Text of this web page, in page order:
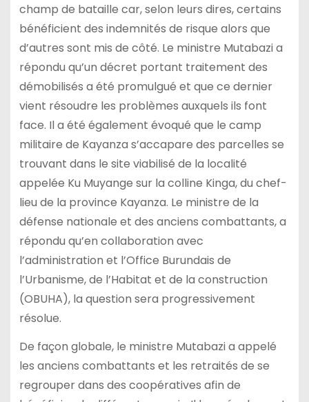
champ de bataille car, selon leurs dires, certains
bénéficient des indemnités de risque alors que
d’autres sont mis de côté. Le ministre Mutabazi a
répondu qu’un décret portant traitement des
démobilisés a été promulgué et que ce dernier
vient résoudre les problèmes auxquels ils font
face. Il a été également évoqué que le camp
militaire de Kayanza s’accapare des parcelles se
trouvant dans le site viabilisé de la localité
appelée Ku Muyange sur la colline Kinga, du chef-
lieu de la province Kayanza. Le ministre de la
défense nationale et des anciens combattants, a
répondu qu’en collaboration avec
l’administration et l’Office Burundais de
l’Urbanisme, de l’Habitat et de la construction
(OBUHA), la question sera progressivement
résolue.
De façon globale, le ministre Mutabazi a appelé
les anciens combattants et les retraités de se
regrouper dans des coopératives afin de